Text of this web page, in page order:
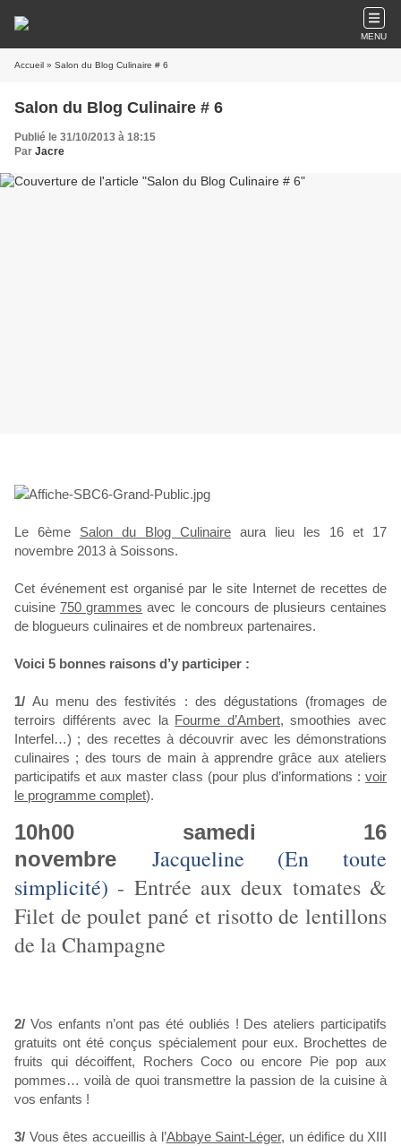
MENU
Accueil » Salon du Blog Culinaire # 6
Salon du Blog Culinaire # 6
Publié le 31/10/2013 à 18:15
Par Jacre
Le 6ème Salon du Blog Culinaire aura lieu les 16 et 17
novembre 2013 à Soissons.
Cet événement est organisé par le site Internet de recettes de
cuisine750 grammes avec le concours de plusieurs centaines
de blogueurs culinaires et de nombreux partenaires.
Voici 5 bonnes raisons d’y participer :
1/ Au menu des festivités : des dégustations (fromages de
terroirs différents avec la Fourme d’Ambert, smoothies avec
Interfel…) ; des recettes à découvrir avec les démonstrations
culinaires ; des tours de main à apprendre grâce aux ateliers
participatifs et aux master class (pour plus d’informations : voir
le programme complet).
10h00 samedi 16
novembre
Jacqueline (En toute
simplicité) - Entrée aux deux tomates &
Filet de poulet pané et risotto de lentillons
de la Champagne
2/ Vos enfants n’ont pas été oubliés ! Des ateliers participatifs
gratuits ont été conçus spécialement pour eux. Brochettes de
fruits qui décoiffent, Rochers Coco ou encore Pie pop aux
pommes… voilà de quoi transmettre la passion de la cuisine à
vos enfants !
3/ Vous êtes accueillis à l’Abbaye Saint-Léger, un édifice du XIII